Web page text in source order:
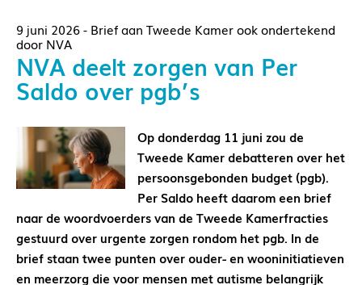
9 juni 2026 - Brief aan Tweede Kamer ook ondertekend
door NVA
NVA deelt zorgen van Per
Saldo over pgb’s
Op donderdag 11 juni zou de
Tweede Kamer debatteren over het
persoonsgebonden budget (pgb).
Per Saldo heeft daarom een brief
naar de woordvoerders van de Tweede Kamerfracties
gestuurd over urgente zorgen rondom het pgb. In de
brief staan twee punten over ouder- en wooninitiatieven
en meerzorg die voor mensen met autisme belangrijk